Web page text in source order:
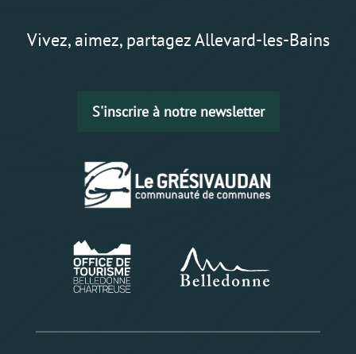
Vivez, aimez, partagez Allevard-les-Bains
S'inscrire à notre newsletter